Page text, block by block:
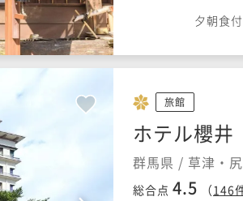
夕朝食
旅館
ホテル櫻井
群馬県 / 草津・
総合点 4.5 （146